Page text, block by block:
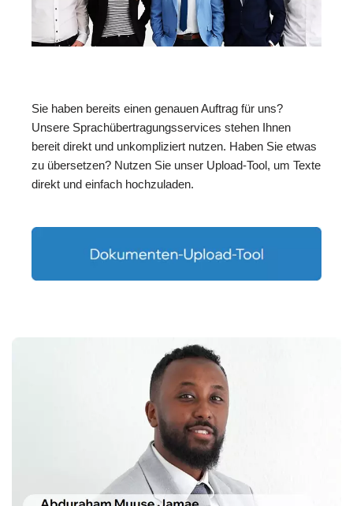
Sie haben bereits einen genauen Auftrag für uns?
Unsere Sprachübertragungsservices stehen Ihnen
bereit direkt und unkompliziert nutzen. Haben Sie etwas
zu übersetzen? Nutzen Sie unser Upload-Tool, um Texte
direkt und einfach hochzuladen.